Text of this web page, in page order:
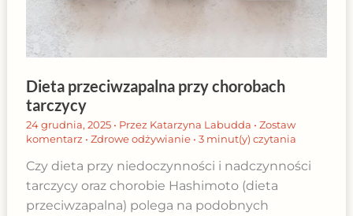
Dieta przeciwzapalna przy chorobach
tarczycy
24 grudnia, 2025 • Przez Katarzyna Labudda • Zostaw
komentarz • Zdrowe odżywianie• 3 minut(y) czytania
Czy dieta przy niedoczynności i nadczynności
tarczycy oraz chorobie Hashimoto (dieta
przeciwzapalna) polega na podobnych